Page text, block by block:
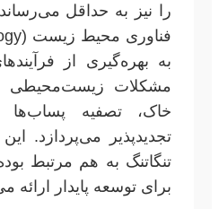
را نیز به حداقل
به بهره‌گیری از
مشکلات زیست‌محیطی
خاک، تصفیه پساب‌ها
تجدیدپذیر می‌پردازد.
تنگاتنگ به هم مرتبط
برای توسعه پایدار ارائه